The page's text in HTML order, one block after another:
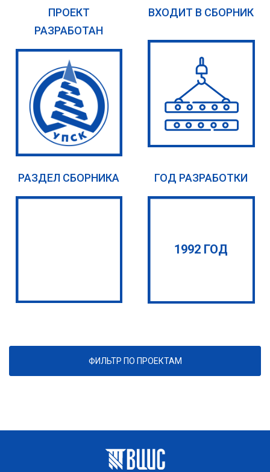
ПРОЕКТ
РАЗРАБОТАН
ВХОДИТ В СБОРНИК
РАЗДЕЛ СБОРНИКА ГОД РАЗРАБОТКИ
1992 ГОД
ФИЛЬТР ПО ПРОЕКТАМ